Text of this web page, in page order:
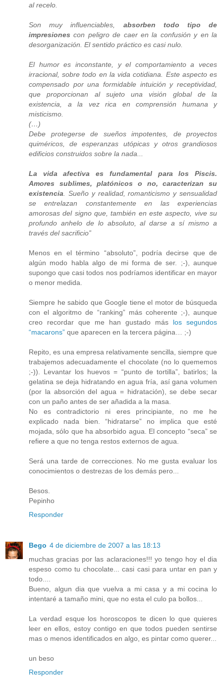
al recelo.
Son muy influenciables, absorben todo tipo de
impresiones con peligro de caer en la confusión y en la
desorganización. El sentido práctico es casi nulo.
El humor es inconstante, y el comportamiento a veces
irracional, sobre todo en la vida cotidiana. Este aspecto es
compensado por una formidable intuición y receptividad,
que proporcionan al sujeto una visión global de la
existencia, a la vez rica en comprensión humana y
misticismo.
(…)
Debe protegerse de sueños impotentes, de proyectos
quiméricos, de esperanzas utópicas y otros grandiosos
edificios construidos sobre la nada...
La vida afectiva es fundamental para los Piscis.
Amores sublimes, platónicos o no, caracterizan su
existencia . Sueño y realidad, romanticismo y sensualidad
se entrelazan constantemente en las experiencias
amorosas del signo que, también en este aspecto, vive su
profundo anhelo de lo absoluto, al darse a sí mismo a
través del sacrificio”
Menos en el término “absoluto”, podría decirse que de
algún modo habla algo de mi forma de ser. ;-), aunque
supongo que casi todos nos podríamos identificar en mayor
o menor medida.
Siempre he sabido que Google tiene el motor de búsqueda
con el algoritmo de “ranking” más coherente ;-), aunque
creo recordar que me han gustado más los segundos
“macarons” que aparecen en la tercera página… ;-)
Repito, es una empresa relativamente sencilla, siempre que
trabajemos adecuadamente el chocolate (no lo quememos
;-)). Levantar los huevos = “punto de tortilla”, batirlos; la
gelatina se deja hidratando en agua fría, así gana volumen
(por la absorción del agua = hidratación), se debe secar
con un paño antes de ser añadida a la masa.
No es contradictorio ni eres principiante, no me he
explicado nada bien. “hidratarse” no implica que esté
mojada, sólo que ha absorbido agua. El concepto “seca” se
refiere a que no tenga restos externos de agua.
Será una tarde de correcciones. No me gusta evaluar los
conocimientos o destrezas de los demás pero...
Besos.
Pepinho
Responder
Bego 4 de diciembre de 2007 a las 18:13
muchas gracias por las aclaraciones!!! yo tengo hoy el dia
espeso como tu chocolate... casi casi para untar en pan y
todo....
Bueno, algun dia que vuelva a mi casa y a mi cocina lo
intentaré a tamaño mini, que no esta el culo pa bollos...
La verdad esque los horoscopos te dicen lo que quieres
leer en ellos, estoy contigo en que todos pueden sentirse
mas o menos identificados en algo, es pintar como querer...
un beso
Responder